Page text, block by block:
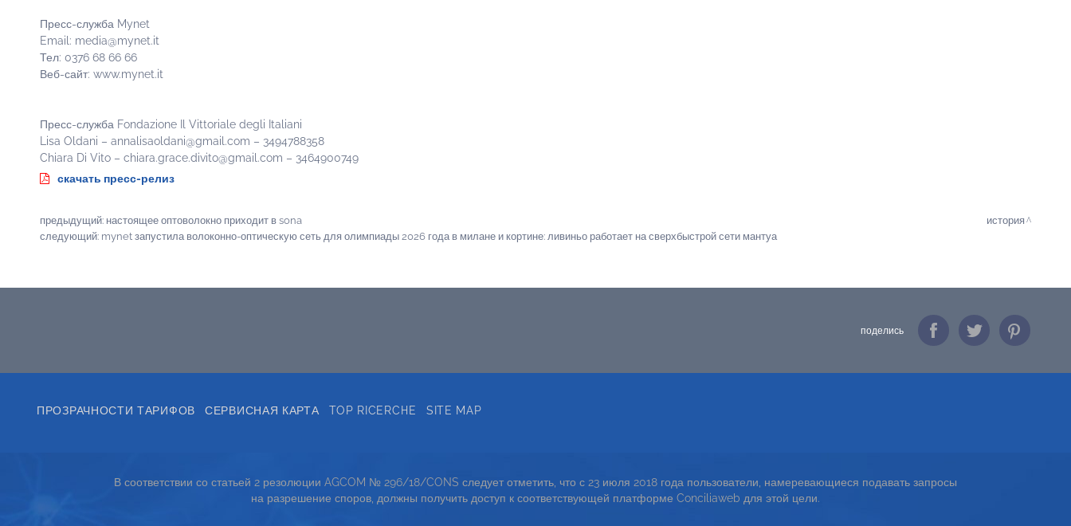
Пресс-служба Mynet
Email: media@mynet.it
Тел: 0376 68 66 66
Веб-сайт: www.mynet.it
Пресс-служба Fondazione Il Vittoriale degli Italiani
Lisa Oldani – annalisaoldani@gmail.com – 3494788358
Chiara Di Vito – chiara.grace.divito@gmail.com – 3464900749
скачать пресс-релиз
предыдущий: настоящее оптоволокно приходит в sona
следующий: mynet запустила волоконно-оптическую сеть для олимпиады 2026 года в милане и кортине: ливиньо работает на сверхбыстрой сети мантуа
история
поделись
ПРОЗРАЧНОСТИ ТАРИФОВ СЕРВИСНАЯ КАРТА TOP RICERCHE SITE MAP
В соответствии со статьей 2 резолюции AGCOM № 296/18/CONS следует отметить, что с 23 июля 2018 года пользователи, намеревающиеся подавать запросы
на разрешение споров, должны получить доступ к соответствующей платформе Conciliaweb для этой цели.